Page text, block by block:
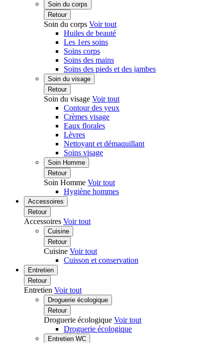
Soin du corps
Retour
Soin du corps Voir tout
Huiles de beauté
Les 1ers soins
Soins corps
Soins des mains
Soins des pieds et des jambes
Soin du visage
Retour
Soin du visage Voir tout
Contour des yeux
Crèmes visage
Eaux florales
Lèvres
Nettoyant et démaquillant
Soins visage
Soin Homme
Retour
Soin Homme Voir tout
Hygiène hommes
Accessoires
Retour
Accessoires Voir tout
Cuisine
Retour
Cuisine Voir tout
Cuisson et conservation
Entretien
Retour
Entretien Voir tout
Droguerie écologique
Retour
Droguerie écologique Voir tout
Droguerie écologique
Entretien WC